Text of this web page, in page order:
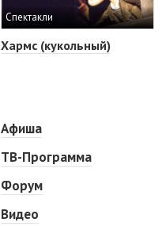
Спектакли
Хармс (кукольный)
Афиша
ТВ-Программа
Форум
Видео